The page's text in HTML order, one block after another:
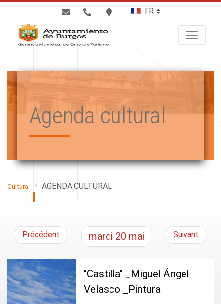
Agenda cultural
Cultura AGENDA CULTURAL
Précédent mardi 20 mai Suivant
"Castilla" _Miguel Ángel
Velasco _Pintura